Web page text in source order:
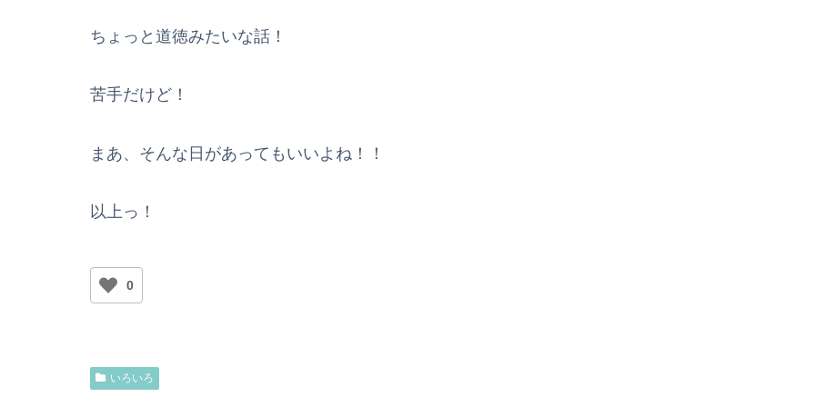
ちょっと道徳みたいな話！
苦手だけど！
まあ、そんな日があってもいいよね！！
以上っ！
0
いろいろ